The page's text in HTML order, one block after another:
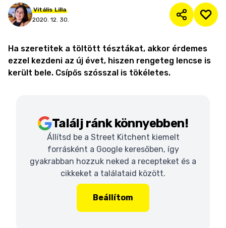
Vitális Lilla
2020. 12. 30.
Ha szeretitek a töltött tésztákat, akkor érdemes
ezzel kezdeni az új évet, hiszen rengeteg lencse is
került bele. Csípős szósszal is tökéletes.
Találj ránk könnyebben!
Állítsd be a Street Kitchent kiemelt
forrásként a Google keresőben, így
gyakrabban hozzuk neked a recepteket és a
cikkeket a találataid között.
Beállítom